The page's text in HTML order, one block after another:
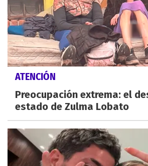
ATENCIÓN
Preocupación extrema: el
estado de Zulma Lobato